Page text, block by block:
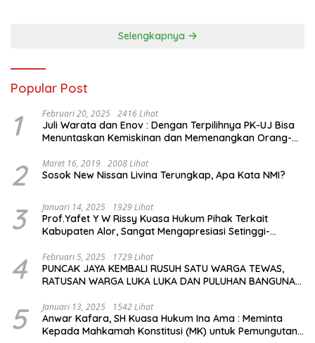
Selengkapnya
Popular Post
1 Februari 20, 2025 2416 Lihat
Juli Warata dan Enov : Dengan Terpilihnya PK-UJ Bisa
Menuntaskan Kemiskinan dan Memenangkan Orang-
2 Maret 16, 2019 2008 Lihat
Sosok New Nissan Livina Terungkap, Apa Kata NMI?
3 Januari 14, 2025 1929 Lihat
Prof.Yafet Y W Rissy Kuasa Hukum Pihak Terkait
Kabupaten Alor, Sangat Mengapresiasi Setinggi-
dan Bapak Rey Mencabut Gugatannya ke MK
4 Februari 5, 2025 1729 Lihat
PUNCAK JAYA KEMBALI RUSUH SATU WARGA TEWAS,
RATUSAN WARGA LUKA LUKA DAN PULUHAN BANGUNAN
5 Januari 13, 2025 1542 Lihat
Anwar Kafara, SH Kuasa Hukum Ina Ama : Meminta
Kepada Mahkamah Konstitusi (MK) untuk Pemungutan